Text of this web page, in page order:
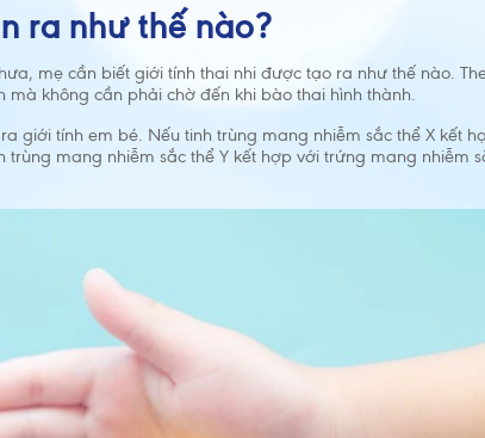
ra như thế nào?
mẹ cần biết giới tính thai nhi được tạo ra như thế nào.
không cần phải chờ đến khi bào thai hình thành.
giới tính em bé. Nếu tinh trùng mang nhiễm sắc thể X kết
mang nhiễm sắc thể Y kết hợp với trứng mang nhiễm